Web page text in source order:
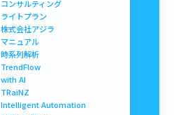
コンサルティング
ライトプラン
株式会社アジラ
マニュアル
時系列解析
TrendFlow
with AI
TRaiNZ
Intelligent Automation